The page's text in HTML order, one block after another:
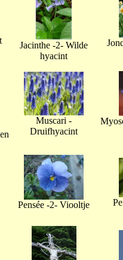
Jacinthe -2- Wilde
hyacint
Muscari -
Druifhyacint
Pensée -2- Viooltje